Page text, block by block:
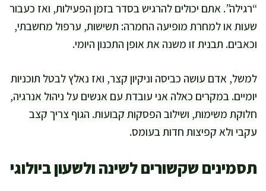
“רגילה”. אתם יכולים להרגיש בסדר בזמן הפעילות, ואז כעבור
שעות או למחרת מופיעה החמרה: תשישות, ערפול מחשבתי,
וכאבים. תבנית זו משנה את אופן התכנון היומי.
למשל, אדם עושה כביסה וניקיון קצר, ואז נאלץ לבטל תוכניות
יומיים. במקרים כאלה אני עובדת עם אנשים על ניהול אנרגיה,
חלוקת משימות, ושילוב הפסקות קבועות. הגוף צריך קצב
עקבי ולא קפיצות חדות בעומס.
תסמינים שקשורים לשינה ולשעון ביולוגי